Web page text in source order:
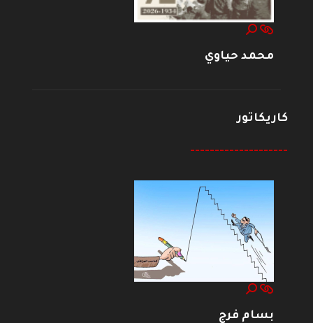
محمد حياوي
كاريكاتور
--------------------
بسام فرج